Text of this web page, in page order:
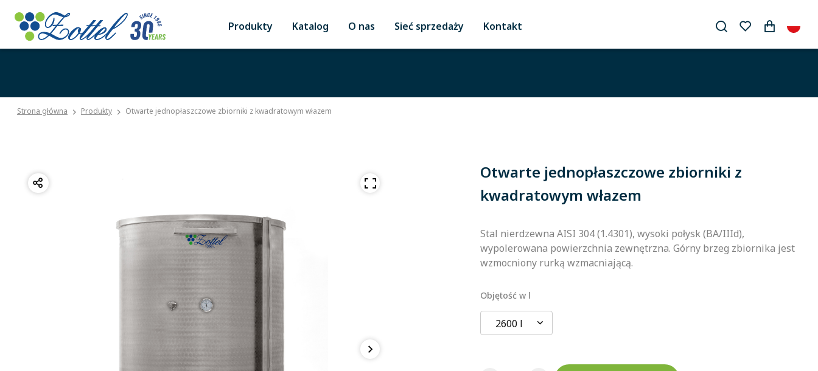
Produkty Katalog O nas Sieć sprzedaży Kontakt
Strona główna Produkty Otwarte jednopłaszczowe zbiorniki z kwadratowym włazem
Otwarte jednopłaszczowe zbiorniki z
kwadratowym włazem
Stal nierdzewna AISI 304 (1.4301), wysoki połysk (BA/IIId),
wypolerowana powierzchnia zewnętrzna. Górny brzeg zbiornika jest
wzmocniony rurką wzmacniającą.
Objętość w l
2600 l